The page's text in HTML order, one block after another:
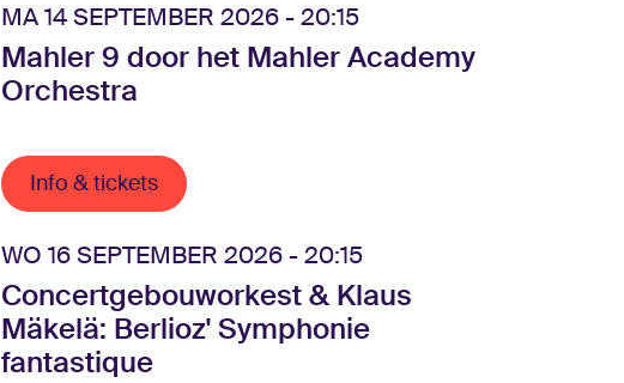
MA 14 SEPTEMBER 2026 - 20:15
Mahler 9 door het Mahler Academy
Orchestra
Info & tickets
WO 16 SEPTEMBER 2026 - 20:15
Concertgebouworkest & Klaus
Mäkelä: Berlioz' Symphonie
fantastique